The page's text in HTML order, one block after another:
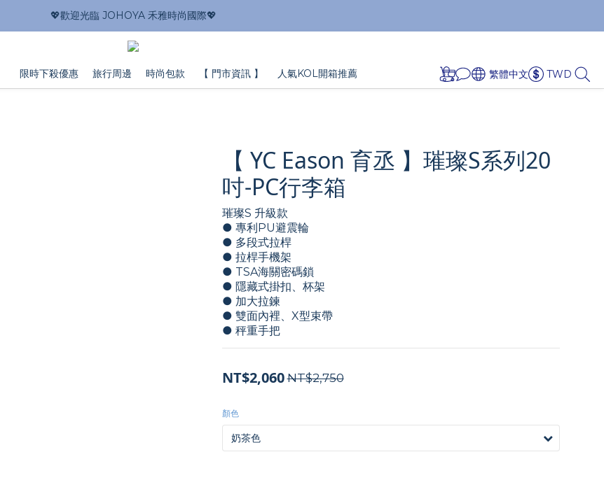
💖歡迎光臨 JOHOYA 禾雅時尚國際💖
限時下殺優惠 旅行周邊 時尚包款 【 門市資訊 】 人氣KOL開箱推薦 繁體中文 TWD
【 YC Eason 育丞 】璀璨S系列20
吋-PC行李箱
璀璨S 升級款
● 專利PU避震輪
● 多段式拉桿
● 拉桿手機架
● TSA海關密碼鎖
● 隱藏式掛扣、杯架
● 加大拉鍊
● 雙面內裡、X型束帶
● 秤重手把
NT$2,060 NT$2,750
顏色